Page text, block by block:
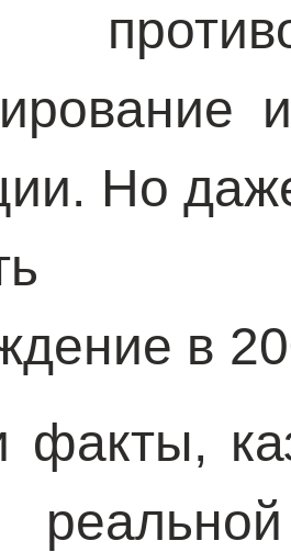
Но
в
факты,